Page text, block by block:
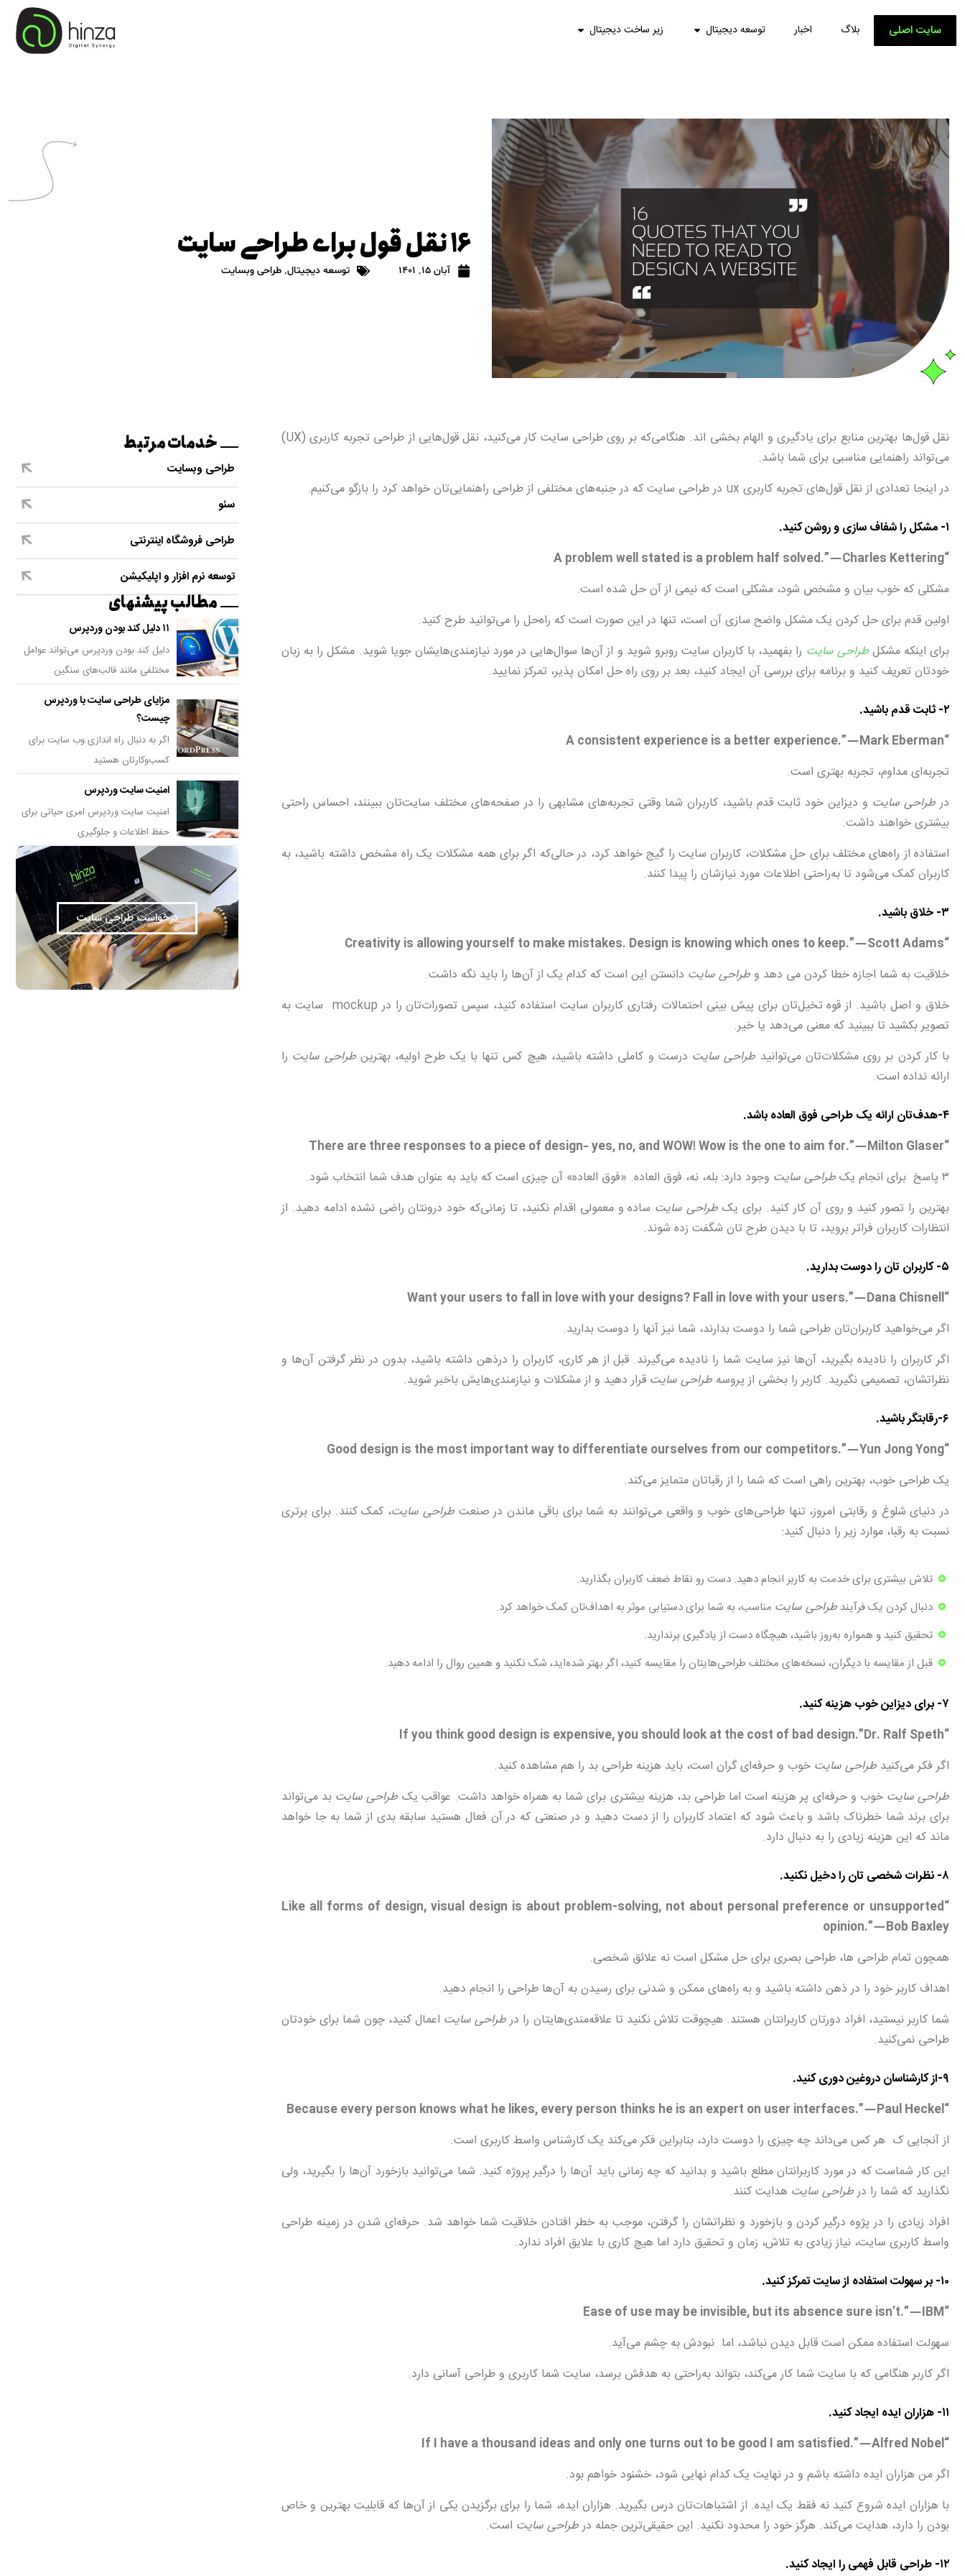
سایت اصلی بلاگ اخبار توسعه دیجیتال زیر ساخت دیجیتال
۱۶ نقل قول برای طراحی سایت
آبان 15, 1401 توسعه دیجیتال,طراحی وبسایت
نقل قول‌ها بهترین منابع برای یادگیری و الهام بخشی اند. هنگامی‌که بر روی طراحی سایت کار می‌کنید، نقل قول‌هایی از طراحی تجربه کاربری (UX)
می‌تواند راهنمایی مناسبی برای شما باشد.
در اینجا تعدادی از نقل قول‌های تجربه کاربری ux در طراحی سایت که در جنبه‌های مختلفی از طراحی راهنمایی‌تان خواهد کرد را بازگو می‌کنیم.
۱- مشکل را شفاف سازی و روشن کنید.
“A problem well stated is a problem half solved.” — Charles Kettering
مشکلی که خوب بیان و مشخص شود، مشکلی است که نیمی از آن حل شده است.
اولین قدم برای حل کردن یک مشکل واضح سازی آن است، تنها در این صورت است که راه‌حل را می‌توانید طرح کنید.
برای اینکه مشکلطراحی سایت را بفهمید، با کاربران سایت روبرو شوید و از آن‌ها سوال‌هایی در مورد نیازمندی‌هایشان جویا شوید. مشکل را به زبان
خودتان تعریف کنید و برنامه برای بررسی آن ایجاد کنید، بعد بر روی راه حل امکان پذیر، تمرکز نمایید.
۲- ثابت قدم باشید.
“A consistent experience is a better experience.” — Mark Eberman
تجربه‌ای مداوم، تجربه بهتری است.
درطراحی سایت و دیزاین خود ثابت قدم باشید، کاربران شما وقتی تجربه‌های مشابهی را در صفحه‌های مختلف سایت‌تان ببینند، احساس راحتی
بیشتری خواهند داشت.
استفاده از راه‌های مختلف برای حل مشکلات، کاربران سایت را گیج خواهد کرد، در حالی‌که اگر برای همه مشکلات یک راه مشخص داشته باشید، به
کاربران کمک می‌شود تا به‌راحتی اطلاعات مورد نیازشان را پیدا کنند.
۳- خلاق باشید.
“Creativity is allowing yourself to make mistakes. Design is knowing which ones to keep.” — Scott Adams
خلاقیت به شما اجازه خطا کردن می دهد وطراحی سایت دانستن این است که کدام یک از آن‌ها را باید نگه داشت.
خلاق و اصل باشید. از قوه تخیل‌تان برای پیش بینی احتمالات رفتاری کاربران سایت استفاده کنید، سپس تصورات‌تان را در mockup سایت به
تصویر بکشید تا ببینید که معنی می‌دهد یا خیر.
با کار کردن بر روی مشکلات‌تان می‌توانید طراحی سایت درست و کاملی داشته باشید، هیچ کس تنها با یک طرح اولیه، بهترینطراحی سایت را
ارائه نداده است.
۴-هدف‌تان ارائه یک طراحی فوق العاده باشد.
“There are three responses to a piece of design– yes, no, and WOW! Wow is the one to aim for.” — Milton Glaser
۳ پاسخ برای انجام یک
طراحی سایت وجود دارد: بله، نه، فوق العاده. «فوق العاده» آن چیزی است که باید به عنوان هدف شما انتخاب شود.
بهترین را تصور کنید و روی آن کار کنید. برای یک طراحی سایت ساده و معمولی اقدام نکنید، تا زمانی‌که خود درونتان راضی نشده ادامه دهید. از
انتظارات کاربران فراتر بروید، تا با دیدن طرح تان شگفت زده شوند.
۵- کاربران تان را دوست بدارید.
“Want your users to fall in love with your designs? Fall in love with your users.” — Dana Chisnell
اگر می‌خواهید کاربران‌تان طراحی شما را دوست بدارند، شما نیز آنها را دوست بدارید.
اگر کاربران را نادیده بگیرید، آن‌ها نیز سایت شما را نادیده می‌گیرند. قبل از هر کاری، کاربران را درذهن داشته باشید، بدون در نظر گرفتن آن‌ها و
نظراتشان، تصمیمی نگیرید. کاربر را بخشی از پروسه طراحی سایت قرار دهید و از مشکلات و نیازمندی‌هایش باخبر شوید.
۶-رقابتگر باشید.
“Good design is the most important way to differentiate ourselves from our competitors.” — Yun Jong Yong
یک طراحی خوب، بهترین راهی است که شما را از رقباتان متمایز می‌کند.
در دنیای شلوغ و رقابتی امروز، تنها طراحی‌های خوب و واقعی می‌توانند به شما برای باقی ماندن در صنعتطراحی سایت، کمک کنند. برای برتری
نسبت به رقبا، موارد زیر را دنبال کنید:
تلاش بیشتری برای خدمت به کاربر انجام دهید. دست رو نقاط ضعف کاربران بگذارید.
دنبال کردن یک فرآیند طراحی سایت مناسب، به شما برای دستیابی موثر به اهداف‌تان کمک خواهد کرد.
تحقیق کنید و همواره به‌روز باشید، هیچگاه دست از یادگیری برندارید.
قبل از مقایسه با دیگران، نسخه‌های مختلف طراحی‌هایتان را مقایسه کنید، اگر بهتر شده‌اید، شک نکنید و همین روال را ادامه دهید.
۷- برای دیزاین خوب هزینه کنید.
“If you think good design is expensive, you should look at the cost of bad design.”Dr. Ralf Speth
اگر فکر می‌کنید طراحی سایت خوب و حرفه‌ای گران است، باید هزینه طراحی بد را هم مشاهده کنید.
طراحی سایت خوب و حرفه‌ای پر هزینه است اما طراحی بد، هزینه بیشتری برای شما به همراه خواهد داشت. عواقب یک طراحی سایت بد می‌تواند
برای برند شما خطرناک باشد و باعث شود که اعتماد کاربران را از دست دهید و در صنعتی که در آن فعال هستید سابقه بدی از شما به جا خواهد
ماند که این هزینه زیادی را به دنبال دارد.
۸- نظرات شخصی تان را دخیل نکنید.
“Like all forms of design, visual design is about problem-solving, not about personal preference or unsupported
opinion.” — Bob Baxley
همچون تمام طراحی ها، طراحی بصری برای حل مشکل است نه علائق شخصی.
اهداف کاربر خود را در ذهن داشته باشید و به راه‌های ممکن و شدنی برای رسیدن به آن‌ها طراحی را انجام دهید.
شما کاربر نیستید، افراد دورتان کاربرانتان هستند. هیچوقت تلاش نکنید تا علاقه‌مندی‌هایتان را درطراحی سایت اعمال کنید، چون شما برای خودتان
طراحی نمی‌کنید.
۹-از کارشناسان دروغین دوری کنید.
“Because every person knows what he likes, every person thinks he is an expert on user interfaces.” — Paul Heckel
از آنجایی ک هر کس می‌داند چه چیزی را دوست دارد، بنابراین فکر می‌کند یک کارشناس واسط کاربری است.
این کار شماست که در مورد کاربرانتان مطلع باشید و بدانید که چه زمانی باید آن‌ها را درگیر پروژه کنید. شما می‌توانید بازخورد آن‌ها را بگیرید، ولی
نگذارید که شما را درطراحی سایت هدایت کنند.
افراد زیادی را در پژوه درگیر کردن و بازخورد و نظراتشان را گرفتن، موجب به خطر افتادن خلاقیت شما خواهد شد. حرفه‌ای شدن در زمینه طراحی
واسط کاربری سایت، نیاز زیادی به تلاش، زمان و تحقیق دارد اما هیچ کاری با علایق افراد ندارد.
۱۰- بر سهولت استفاده از سایت تمرکز کنید.
“Ease of use may be invisible, but its absence sure isn’t.” — IBM
سهولت استفاده ممکن است قابل دیدن نباشد، اما نبودش به چشم می‌آید.
اگر کاربر هنگامی که با سایت شما کار می‌کند، بتواند به‌راحتی به هدفش برسد، سایت شما کاربری و طراحی آسانی دارد.
۱۱- هزاران ایده ایجاد کنید.
“If I have a thousand ideas and only one turns out to be good I am satisfied.” — Alfred Nobel
اگر من هزاران ایده داشته باشم و در نهایت یک کدام نهایی شود، خشنود خواهم بود.
با هزاران ایده شروع کنید نه فقط یک ایده. از اشتباهات‌تان درس بگیرید. هزاران ایده، شما را برای برگزیدن یکی از آن‌ها که قابلیت بهترین و خاص
بودن را دارد، هدایت می‌کند. هرگز خود را محدود نکنید. این حقیقی‌ترین جمله درطراحی سایت است.
۱۲- طراحی قابل فهمی را ایجاد کنید.
خدمات مرتبط
طراحی وبسایت
سئو
طراحی فروشگاه اینترنتی
توسعه نرم افزار و اپلیکیشن
مطالب پیشنهای
۱۱ دلیل کند بودن وردپرس
دلیل کند بودن وردپرس می‌تواند عوامل
مختلفی مانند قالب‌های سنگین
مزایای طراحی سایت با وردپرس
چیست؟
اگر به دنبال راه اندازی وب سایت برای
کسب‌وکارتان هستید
امنیت سایت وردپرس
امنیت سایت وردپرس امری حیاتی برای
حفظ اطلاعات و جلوگیری
درخواست طراحی سایت